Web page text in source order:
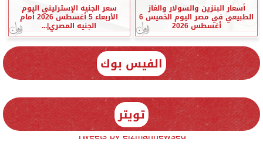
أسعار البنزين والسولار والغاز
الطبيعي في مصر اليوم الخميس 6
أغسطس 2026
سعر الجنيه الإسترليني اليوم
الأربعاء 5 أغسطس 2026 أمام
الجنيه المصري|...
الفيس بوك
تويتر
Tweets by elzmannewseg